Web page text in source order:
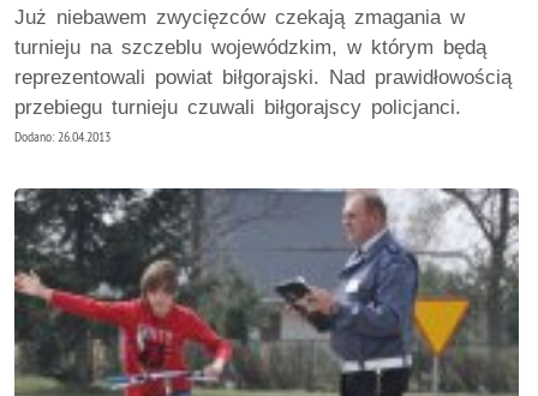
Już niebawem zwycięzców czekają zmagania w
turnieju na szczeblu wojewódzkim, w którym będą
reprezentowali powiat biłgorajski. Nad prawidłowością
przebiegu turnieju czuwali biłgorajscy policjanci.
Dodano: 26.04.2013